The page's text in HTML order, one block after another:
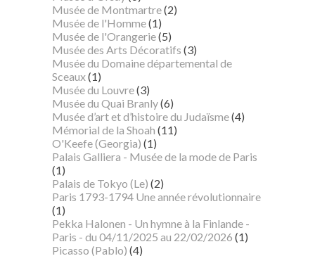
Musée de Montmartre(2)
Musée de l'Homme(1)
Musée de l'Orangerie(5)
Musée des Arts Décoratifs (3)
Musée du Domaine départemental de
Sceaux(1)
Musée du Louvre(3)
Musée du Quai Branly(6)
Musée d’art et d’histoire du Judaïsme(4)
Mémorial de la Shoah (11)
O'Keefe (Georgia) (1)
Palais Galliera - Musée de la mode de Paris
(1)
Palais de Tokyo (Le) (2)
Paris 1793-1794 Une année révolutionnaire
(1)
Pekka Halonen - Un hymne à la Finlande -
Paris - du 04/11/2025 au 22/02/2026 (1)
Picasso (Pablo) (4)